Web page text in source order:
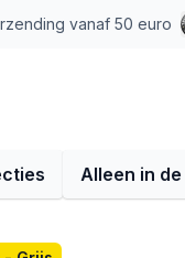
vanaf 50 euro
Alleen in